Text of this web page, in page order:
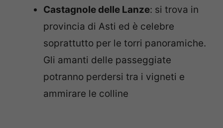
Castagnole delle Lanze: si trova in
provincia di Asti ed è celebre
soprattutto per le torri panoramiche.
Gli amanti delle passeggiate
potranno perdersi tra i vigneti e
ammirare le colline